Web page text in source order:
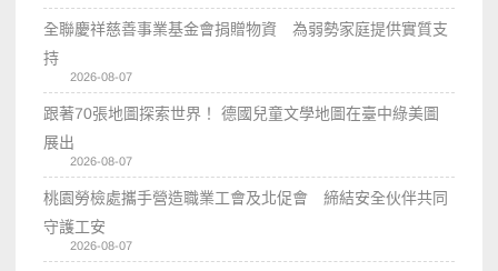
全聯慶祥慈善事業基金會捐贈物資 為弱勢家庭提供實質支
持
2026-08-07
跟著70張地圖探索世界！ 德國兒童文學地圖在臺中綠美圖
展出
2026-08-07
桃園勞檢處攜手營造職業工會及北促會 締結安全伙伴共同
守護工安
2026-08-07